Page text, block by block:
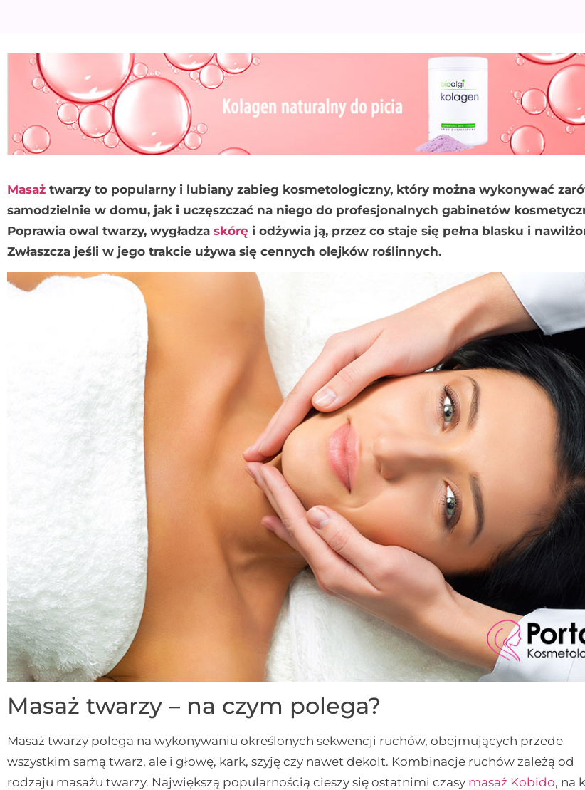
Masaż twarzy to popularny i lubiany zabieg kosmetologiczny, który można wykonywać
samodzielnie w domu, jak i uczęszczać na niego do profesjonalnych gabinetów
Poprawia owal twarzy, wygładza skórę i odżywia ją, przez co staje się pełna blasku i
Zwłaszcza jeśli w jego trakcie używa się cennych olejków roślinnych.
Masaż twarzy – na czym polega?
Masaż twarzy polega na wykonywaniu określonych sekwencji ruchów, obejmujących przede
wszystkim samą twarz, ale i głowę, kark, szyję czy nawet dekolt. Kombinacje ruchów zależą od
rodzaju masażu twarzy. Największą popularnością cieszy się ostatnimi czasy masaż Kobido, na